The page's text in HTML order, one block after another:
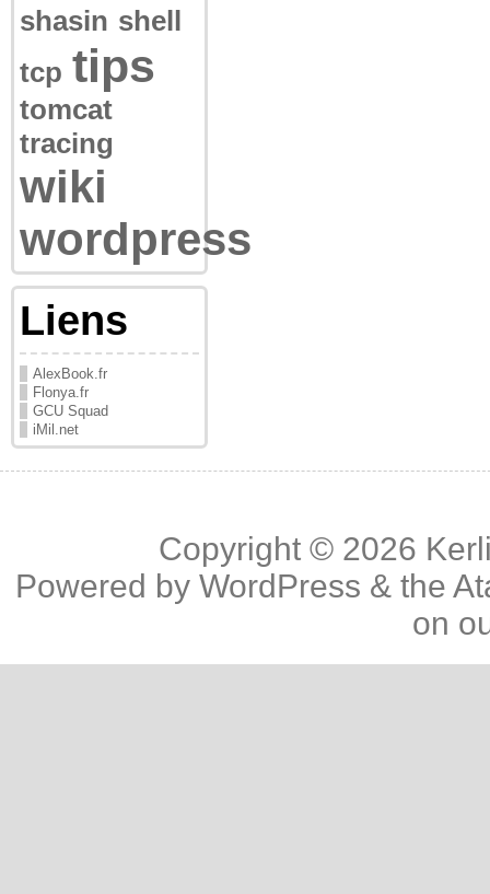
shasin shell
tcp tips
tomcat
tracing
wiki
wordpress
Liens
AlexBook.fr
Flonya.fr
GCU Squad
iMil.net
Copyright © 2026
Powered by WordPress & the
on